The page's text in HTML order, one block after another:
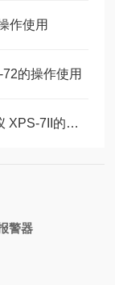
作使用
的操作使用
COSMOS新宇宙半导体材料气体检测仪 XPS-7II的操作使用
警器